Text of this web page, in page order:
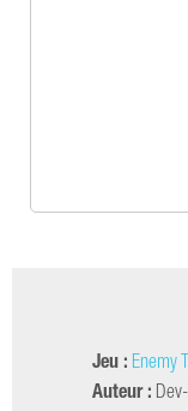
Jeu : Enemy
Auteur :